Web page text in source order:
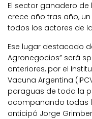
El sector ganadero
crece año tras año,
todos los actores de
Ese lugar destacado
Agronegocios” será
anteriores, por el
Vacuna Argentina
paraguas de toda la
acompañando todas
anticipó Jorge